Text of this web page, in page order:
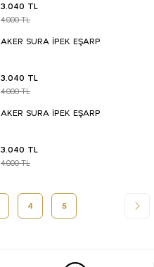
3.040 TL
4.000 TL
AKER SURA İPEK EŞARP
3.040 TL
4.000 TL
AKER SURA İPEK EŞARP
3.040 TL
4.000 TL
4 5